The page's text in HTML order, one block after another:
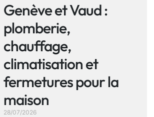
Genève et Vaud :
plomberie,
chauffage,
climatisation et
fermetures pour la
maison
28/07/2026